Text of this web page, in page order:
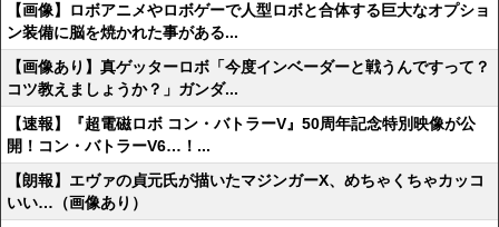
【画像】ロボアニメやロボゲーで人型ロボと合体する巨大なオプショ
ン装備に脳を焼かれた事がある...
【画像あり】真ゲッターロボ「今度インベーダーと戦うんですって？
コツ教えましょうか？」ガンダ...
【速報】『超電磁ロボ コン・バトラーV』50周年記念特別映像が公
開！コン・バトラーV6…！...
【朗報】エヴァの貞元氏が描いたマジンガーX、めちゃくちゃカッコ
いい…（画像あり）